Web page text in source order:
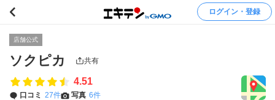
ログイン・登録
店舗公式
ソクピカ 共有
4.51
口コミ 27件 写真 6件